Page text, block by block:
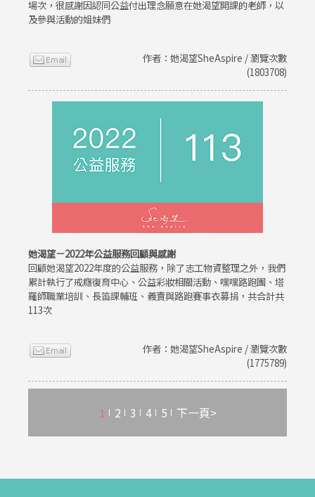
場次，很感謝因認同公益付出理念願意在她渴望開課的老師，以
及參與活動的姐妹們
作者：她渴望SheAspire / 瀏覽次數
(1803708)
她渴望－2022年公益服務回顧與感謝
回顧她渴望2022年度的公益服務，除了志工物資整理之外，我們
累計執行了戒癮復育中心、公益彩妝相關活動、嘿嘿路跑團、塔
羅師職業培訓、長笛課輔班、義賣與路跑賽事衣募捐，共合計共
113次
作者：她渴望SheAspire / 瀏覽次數
(1775789)
1 2 3 4 5 下一頁>